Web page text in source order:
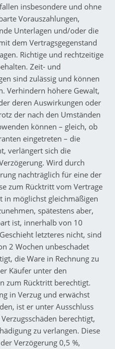
insbesondere und ohne
Vorauszahlungen,
Unterlagen und/oder die
dem Vertragsgegenstand
Richtige und rechtzeitige
Zeit- und
sind zulässig und können
Verhindern höhere Gewalt,
deren Auswirkungen oder
der nach den Umständen
können – gleich, ob
eingetreten – die
verlängert sich die
Wird durch
nachträglich für eine der
zum Rücktritt vom Vertrage
in möglichst gleichmäßigen
spätestens aber,
ist, innerhalb von 10
letzteres nicht, sind
2 Wochen unbeschadet
die Ware in Rechnung zu
Käufer unter den
zum Rücktritt berechtigt.
in Verzug und erwächst
ist er unter Ausschluss
berechtigt,
zu verlangen. Diese
Verzögerung 0,5 %,